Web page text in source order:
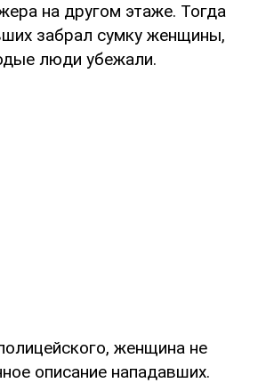
на другом этаже. Тогда
забрал сумку женщины,
люди убежали.
женщина не
описание нападавших.